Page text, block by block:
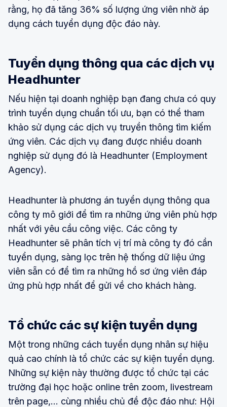
rằng, họ đã tăng 36% số lượng ứng viên nhờ áp
dụng cách tuyển dụng độc đáo này.
Tuyển dụng thông qua các dịch vụ
Headhunter
Nếu hiện tại doanh nghiệp bạn đang chưa có quy
trình tuyển dụng chuẩn tối ưu, bạn có thể tham
khảo sử dụng các dịch vụ truyền thông tìm kiếm
ứng viên. Các dịch vụ đang được nhiều doanh
nghiệp sử dụng đó là Headhunter (Employment
Agency).
Headhunter là phương án tuyển dụng thông qua
công ty mô giới để tìm ra những ứng viên phù hợp
nhất với yêu cầu công việc. Các công ty
Headhunter sẽ phân tích vị trí mà công ty đó cần
tuyển dụng, sàng lọc trên hệ thống dữ liệu ứng
viên sẵn có để tìm ra những hồ sơ ứng viên đáp
ứng phù hợp nhất để gửi về cho khách hàng.
Tổ chức các sự kiện tuyển dụng
Một trong những cách tuyển dụng nhân sự hiệu
quả cao chính là tổ chức các sự kiện tuyển dụng.
Những sự kiện này thường được tổ chức tại các
trường đại học hoặc online trên zoom, livestream
trên page,... cùng nhiều chủ đề độc đáo như: Hội